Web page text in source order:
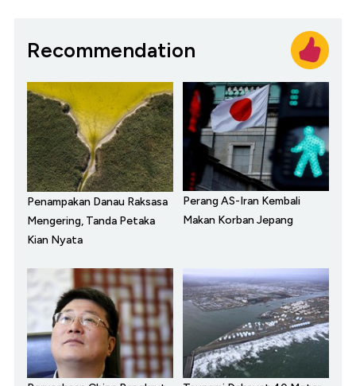
Recommendation
Penampakan Danau Raksasa
Mengering, Tanda Petaka
Kian Nyata
Perang AS-Iran Kembali
Makan Korban Jepang